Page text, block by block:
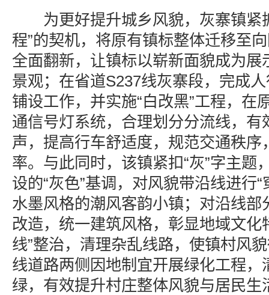
为更好提升城乡风貌，灰寨镇紧
程”的契机，将原有镇标整体迁移至
全面翻新，让镇标以崭新面貌成为展
景观；在省道S237线灰寨段，完成
铺设工作，并实施“白改黑”工程，在
通信号灯系统，合理划分分流线，有
声，提高行车舒适度，规范交通秩序
率。与此同时，该镇紧扣“灰”字主题
设的“灰色”基调，对风貌带沿线进行
水墨风格的潮风客韵小镇；对沿线部
改造，统一建筑风格，彰显地域文化
线”整治，清理杂乱线路，使镇村风
线道路两侧因地制宜开展绿化工程，
绿，有效提升村庄整体风貌与居民生